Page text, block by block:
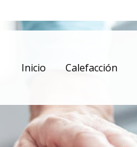
Inicio Calefacción